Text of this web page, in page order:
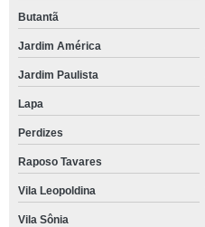
Butantã
Jardim América
Jardim Paulista
Lapa
Perdizes
Raposo Tavares
Vila Leopoldina
Vila Sônia